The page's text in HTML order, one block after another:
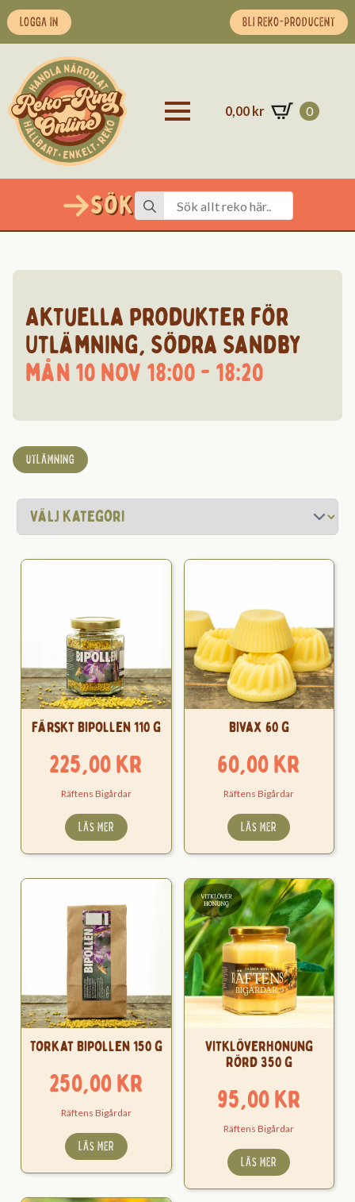
LOGGA IN BLI REKO-PRODUCENT
0,00 kr 0
Sök Search
for:
Aktuella produkter för
Utlämning, Södra Sandby
mån 10 nov 18:00 - 18:20
UTLÄMNING
Färskt Bipollen 110 g
225,00kr
Räftens Bigårdar
LÄS MER
Bivax 60 g
60,00kr
Räftens Bigårdar
LÄS MER
Torkat Bipollen 150 g
250,00kr
Räftens Bigårdar
LÄS MER
Vitklöverhonung
Rörd 350 g
95,00kr
Räftens Bigårdar
LÄS MER